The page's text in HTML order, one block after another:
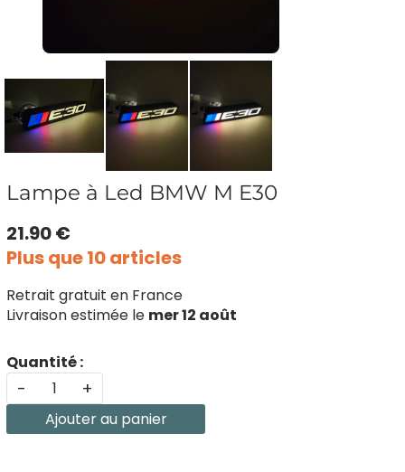
Lampe à Led BMW M E30
21.90 €
Plus que 10 articles
Retrait gratuit en France
Livraison estimée le mer 12 août
Quantité :
- +
Ajouter au panier